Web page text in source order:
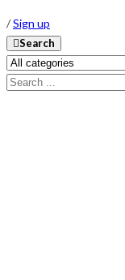
/Sign up
Search